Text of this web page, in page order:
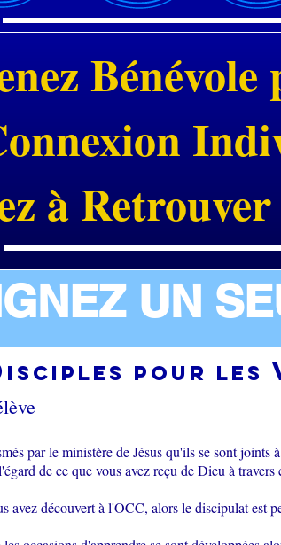
à
UN
isciples pour les
par le ministère de Jésus qu'ils se sont
de ce que vous avez reçu de Dieu à travers
avez découvert à l'OCC, alors le discipulat est